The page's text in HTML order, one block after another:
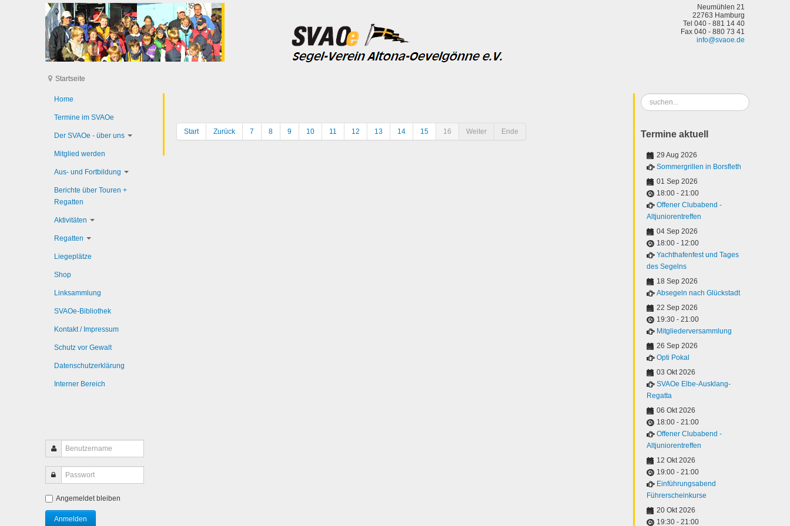
Neumühlen 21
22763 Hamburg
Tel 040 - 881 14 40
Fax 040 - 880 73 41
info@svaoe.de
Startseite
Start Zurück 7 8 9 10 11 12 13 14 15 16 Weiter Ende
Home
Termine im SVAOe
Der SVAOe - über uns
Mitglied werden
Aus- und Fortbildung
Berichte über Touren +
Regatten
Aktivitäten
Regatten
Liegeplätze
Shop
Linksammlung
SVAOe-Bibliothek
Kontakt / Impressum
Schutz vor Gewalt
Datenschutzerklärung
Interner Bereich
Angemeldet bleiben
Suchen
...
Termine aktuell
29 Aug 2026
Sommergrillen in Borsfleth
01 Sep 2026
18:00 - 21:00
Offener Clubabend -
Altjuniorentreffen
04 Sep 2026
18:00 - 12:00
Yachthafenfest und Tages
des Segelns
18 Sep 2026
Absegeln nach Glückstadt
22 Sep 2026
19:30 - 21:00
Mitgliederversammlung
26 Sep 2026
Opti Pokal
03 Okt 2026
SVAOe Elbe-Ausklang-
Regatta
06 Okt 2026
18:00 - 21:00
Offener Clubabend -
Altjuniorentreffen
12 Okt 2026
19:00 - 21:00
Einführungsabend
Führerscheinkurse
20 Okt 2026
19:30 - 21:00